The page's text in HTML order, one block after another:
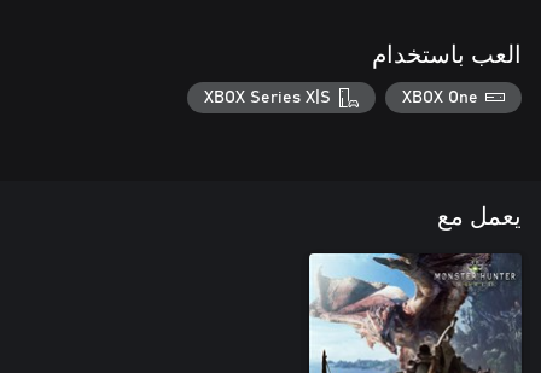
العب باستخدام
XBOX One
XBOX Series X|S
يعمل مع